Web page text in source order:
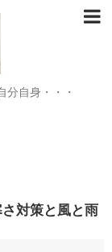
分自身・・・
対策と風と雨